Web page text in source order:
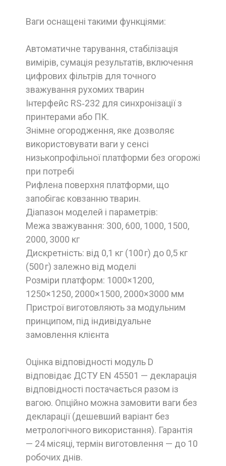
Ваги оснащені такими функціями:
Автоматичне тарування, стабілізація
вимірів, сумація результатів, включення
цифрових фільтрів для точного
зважування рухомих тварин
Інтерфейс RS‑232 для синхронізації з
принтерами або ПК.
Знімне огородження, яке дозволяє
використовувати ваги у сенсі
низькопрофільної платформи без огорожі
при потребі
Рифлена поверхня платформи, що
запобігає ковзанню тварин.
Діапазон моделей і параметрів:
Межа зважування: 300, 600, 1000, 1500,
2000, 3000 кг
Дискретність: від 0,1 кг (100 г) до 0,5 кг
(500 г) залежно від моделі
Розміри платформ: 1000×1200,
1250×1250, 2000×1500, 2000×3000 мм
Пристрої виготовляють за модульним
принципом, під індивідуальне
замовлення клієнта
Оцінка відповідності модуль D
відповідає ДСТУ EN 45501 — декларація
відповідності постачається разом із
вагою. Опційно можна замовити ваги без
декларації (дешевший варіант без
метрологічного використання). Гарантія
— 24 місяці, термін виготовлення — до 10
робочих днів.